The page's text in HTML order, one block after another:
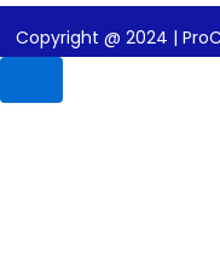
Copyright @ 2024 |